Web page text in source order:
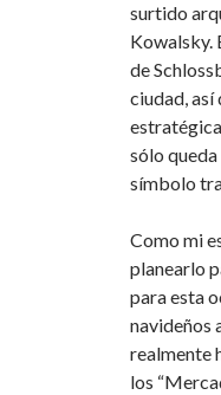
surtido
Kowalsky.
de
ciudad, así
sólo
símbolo
Como mi
planearlo
para esta
navideños
realmente
los